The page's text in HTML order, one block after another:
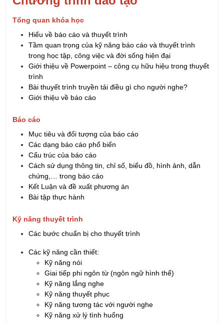
Tầm quan trọng của kỹ năng báo cáo và thuyết trình
trong học tập, công việc và đời sống hiện đại
Giới thiệu về Powerpoint – công cụ hữu hiệu trong thuyết
trình
Bài thuyết trình truyền tải điều gì cho người nghe?
Giới thiệu về báo cáo
Báo cáo
Các dạng báo cáo phổ biến
Cấu trúc của báo cáo
Cách sử dụng thông tin, chỉ số, biểu đồ, hình ảnh, dẫn
chứng,… trong báo cáo
Kết Luận và đề xuất phương án
Bài tập thực hành
Kỹ năng thuyết trình
Các kỹ năng cần thiết:
Giai tiếp phi ngôn từ (ngôn ngữ hình thể)
Kỹ năng lắng nghe
Kỹ năng thuyết phục
Kỹ năng tương tác với người nghe
Kỹ năng xử lý tình huống
Tự tin giao tiếp trước đám đông